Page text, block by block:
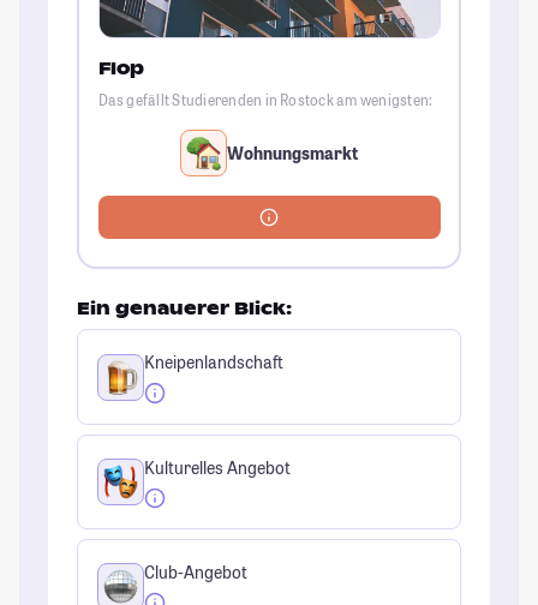
Flop
Das gefällt Studierenden in Rostock am wenigsten:
Wohnungsmarkt
Ein genauerer Blick:
Kneipenlandschaft
Kulturelles Angebot
Club-Angebot